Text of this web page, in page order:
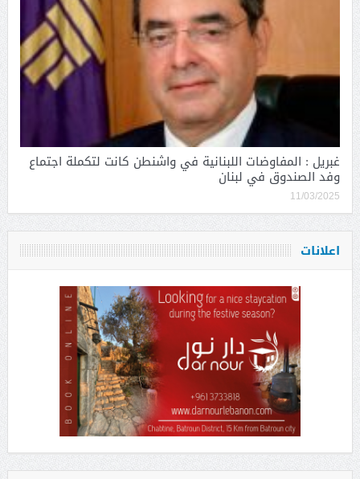
غبريل : المفاوضات اللبنانية في واشنطن كانت لتكملة اجتماع
وفد الصندوق في لبنان
11/03/2025
اعلانات